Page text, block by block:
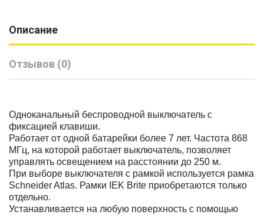
Описание
Отзывов (0)
Одноканальный беспроводной выключатель c
фиксацией клавиши.
Работает от одной батарейки более 7 лет. Частота 868
МГц, на которой работает выключатель, позволяет
управлять освещением на расстоянии до 250 м.
При выборе выключателя с рамкой используется рамка
Schneider Atlas. Рамки IEK Brite приобретаются только
отдельно.
Устанавливается на любую поверхность с помощью